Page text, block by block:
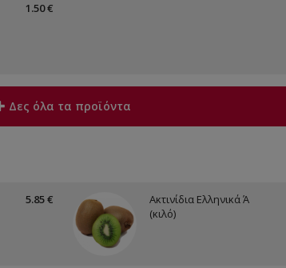
1.50 €
Δες όλα τα προϊόντα
5.85 €
Ακτινίδια Ελληνικά Ά
(κιλό)